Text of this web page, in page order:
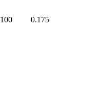
100 0.175